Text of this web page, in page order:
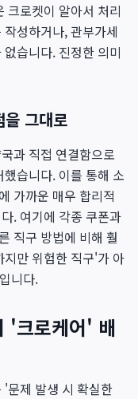
크로켓이 알아서 처리
성하거나, 관부가세
습니다. 진정한 의미
그대로
과 직접 연결함으로
습니다. 이를 통해 소
가까운 매우 합리적
. 여기에 각종 쿠폰과
직구 방법에 비해 훨
만 위험한 직구'가 아
니다.
'크로케어' 배
문제 발생 시 확실한